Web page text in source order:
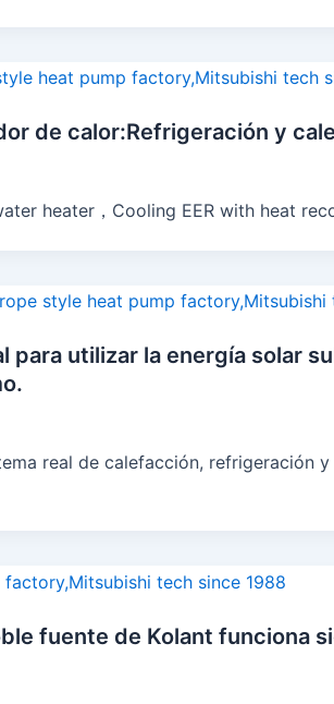
de calor:Refrigeración y
heater，Cooling EER with heat
utilizar la energía solar
real de calefacción, refrigeración
fuente de Kolant funciona